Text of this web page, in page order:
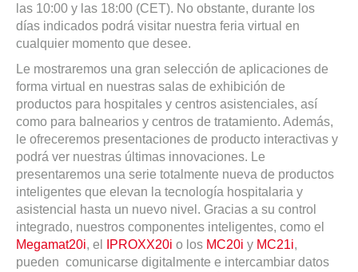
las 10:00 y las 18:00 (CET). No obstante, durante los
días indicados podrá visitar nuestra feria virtual en
cualquier momento que desee.
Le mostraremos una gran selección de aplicaciones de
forma virtual en nuestras salas de exhibición de
productos para hospitales y centros asistenciales, así
como para balnearios y centros de tratamiento. Además,
le ofreceremos presentaciones de producto interactivas y
podrá ver nuestras últimas innovaciones. Le
presentaremos una serie totalmente nueva de productos
inteligentes que elevan la tecnología hospitalaria y
asistencial hasta un nuevo nivel. Gracias a su control
integrado, nuestros componentes inteligentes, como el
Megamat20i, el IPROXX20i o los MC20i y MC21i,
pueden comunicarse digitalmente e intercambiar datos